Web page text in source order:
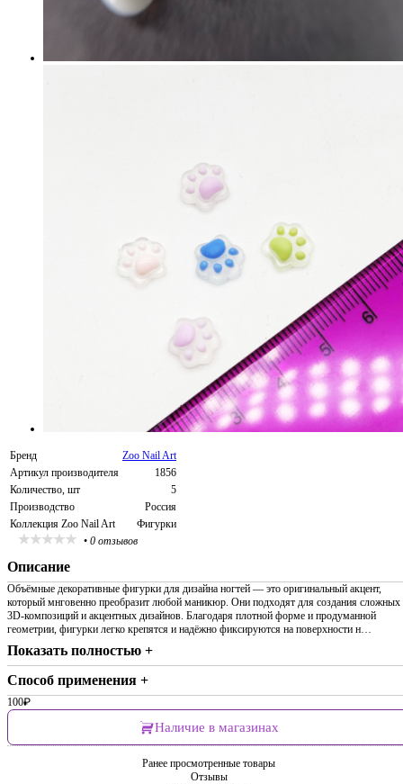
Бренд
Zoo Nail Art
Артикул производителя
1856
Количество, шт
5
Производство
Россия
Коллекция Zoo Nail Art
Фигурки
• 0 отзывов
Описание
Объёмные декоративные фигурки для дизайна ногтей — это оригинальный акцент,
который мнговенно преобразит любой маникюр. Они подходят для создания сложных
3D-композиций и акцентных дизайнов. Благодаря плотной форме и продуманной
геометрии, фигурки легко крепятся и надёжно фиксируются на поверхности н…
Показать полностью +
Способ применения +
100₽
Наличие в магазинах
Ранее просмотренные товары
Отзывы